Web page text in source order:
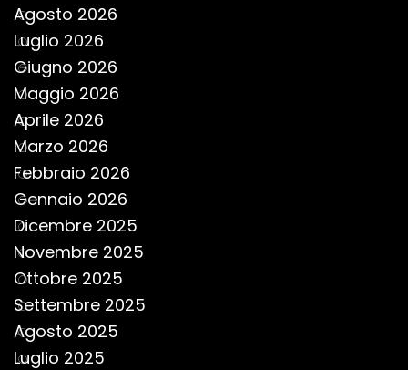
Agosto 2026
Luglio 2026
Giugno 2026
Maggio 2026
Aprile 2026
Marzo 2026
Febbraio 2026
Gennaio 2026
Dicembre 2025
Novembre 2025
Ottobre 2025
Settembre 2025
Agosto 2025
Luglio 2025